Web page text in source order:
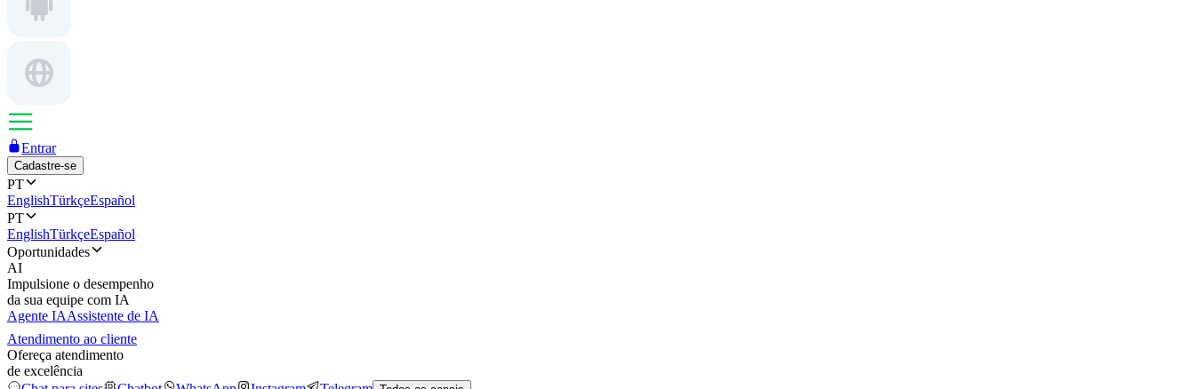
Entrar
Cadastre-se
PT
EnglishTürkçeEspañol
PT
EnglishTürkçeEspañol
Oportunidades
AI
Impulsione o desempenho
da sua equipe com IA
Agente IAAssistente de IA
Atendimento ao cliente
Ofereça atendimento
de excelência